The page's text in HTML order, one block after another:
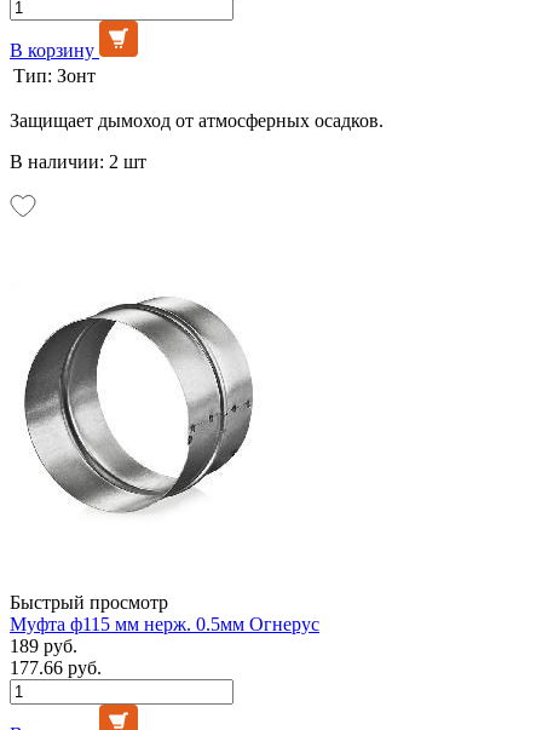
В корзину
Тип: Зонт
Защищает дымоход от атмосферных осадков.
В наличии: 2 шт
Быстрый просмотр
Муфта ф115 мм нерж. 0.5мм Огнерус
189 руб.
177.66 руб.